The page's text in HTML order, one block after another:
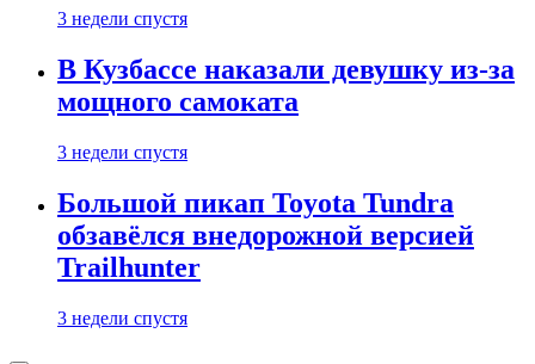
3 недели спустя
В Кузбассе наказали девушку из-за
мощного самоката
3 недели спустя
Большой пикап Toyota Tundra
обзавёлся внедорожной версией
Trailhunter
3 недели спустя